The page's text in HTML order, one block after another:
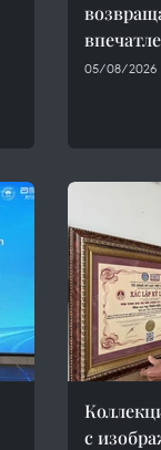
05/08/2026
с